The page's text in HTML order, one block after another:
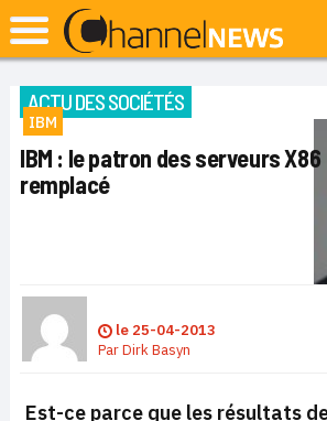
ACTU DES SOCIÉTÉS
IBM
IBM : le patron des serveurs X86
remplacé
le 25-04-2013
ParDirk Basyn
Est-ce parce que les résultats